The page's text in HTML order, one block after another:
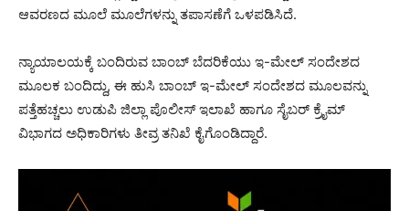
ಆವರಣದ ಮೂಲೆ ಮೂಲೆಗಳನ್ನು ತಪಾಸಣೆಗೆ ಒಳಪಡಿಸಿದೆ.
ನ್ಯಾಯಾಲಯಕ್ಕೆ ಬಂದಿರುವ ಬಾಂಬ್ ಬೆದರಿಕೆಯು ಇ-ಮೇಲ್ ಸಂದೇಶದ
ಮೂಲಕ ಬಂದಿದ್ದು, ಈ ಹುಸಿ ಬಾಂಬ್ ಇ-ಮೇಲ್ ಸಂದೇಶದ ಮೂಲವನ್ನು
ಪತ್ತೆಹಚ್ಚಲು ಉಡುಪಿ ಜಿಲ್ಲಾ ಪೊಲೀಸ್ ಇಲಾಖೆ ಹಾಗೂ ಸೈಬರ್ ಕ್ರೈಮ್
ವಿಭಾಗದ ಅಧಿಕಾರಿಗಳು ತೀವ್ರ ತನಿಖೆ ಕೈಗೊಂಡಿದ್ದಾರೆ.